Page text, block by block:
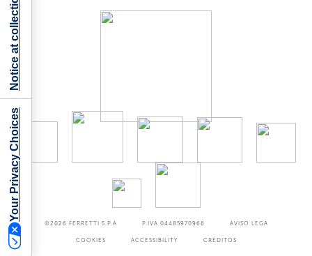
©2026 FERRETTI S.P.A P.IVA 04485970968 AVISO LEGA
COOKIES ACCESSIBILITY CRÉDITOS
Your Privacy Choices
Notice at collection